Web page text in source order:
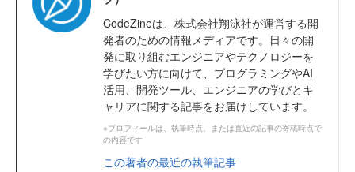
CodeZineは、株式会社翔泳社が運営する開
発者のための情報メディアです。日々の開
発に取り組むエンジニアやテクノロジーを
学びたい方に向けて、プログラミングやAI
活用、開発ツール、エンジニアの学びとキ
ャリアに関する記事をお届けしています。
※プロフィールは、執筆時点、または直近の記事の寄稿時点で
の内容です
この著者の最近の執筆記事